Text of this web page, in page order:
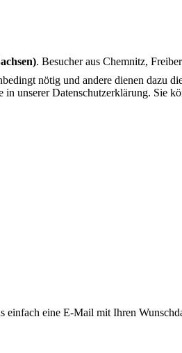
. Besucher aus Chemnitz,
einfach eine E-Mail mit Ihren
nötig und andere dienen dazu
unserer Datenschutzerklärung. Sie